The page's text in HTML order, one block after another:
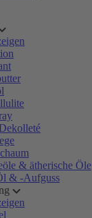
& ätherische Öle
& -Aufguss